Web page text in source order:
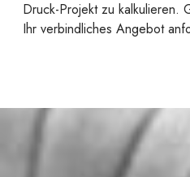
Druck-Projekt zu kalkulieren.
Ihr verbindliches Angebot